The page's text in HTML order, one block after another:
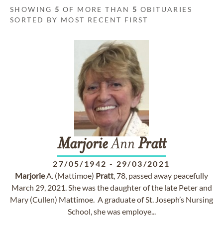
SHOWING 5 OF MORE THAN 5 OBITUARIES
SORTED BY MOST RECENT FIRST
MarjorieAnn Pratt
27/05/1942 - 29/03/2021
MarjorieA. (Mattimoe) Pratt, 78, passed away peacefully
March 29, 2021. She was the daughter of the late Peter and
Mary (Cullen) Mattimoe. A graduate of St. Joseph’s Nursing
School, she was employe...